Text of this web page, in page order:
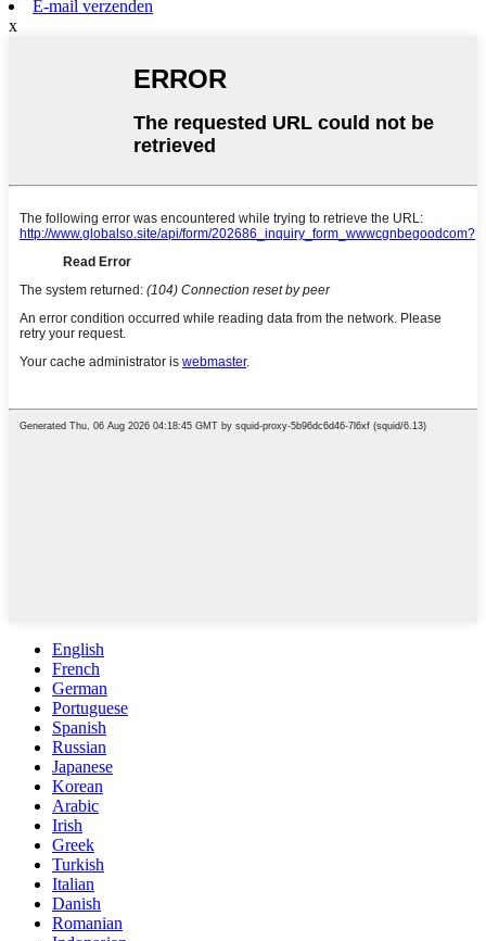
E-mail verzenden
x
English
French
German
Portuguese
Spanish
Russian
Japanese
Korean
Arabic
Irish
Greek
Turkish
Italian
Danish
Romanian